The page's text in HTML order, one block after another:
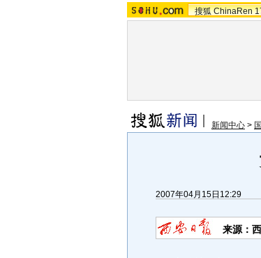
搜狐 ChinaRen
新闻中心 >
2007年04月15日12:29
来源：